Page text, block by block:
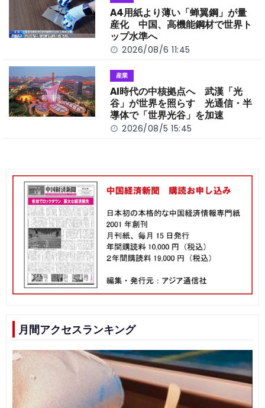
A4用紙より薄い「蝉翼鋼」が量
産化 中国、高機能鋼材で世界ト
ップ水準へ
2026/08/6 11:45
産業
AI時代の中核拠点へ 武漢「光
谷」が世界を照らす 光通信・半
導体で「世界光谷」を加速
2026/08/5 15:45
月間アクセスランキング